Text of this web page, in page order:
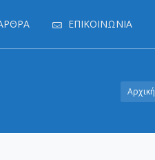
ΕΠΙΚΟΙΝΩΝΊΑ
Αρχική